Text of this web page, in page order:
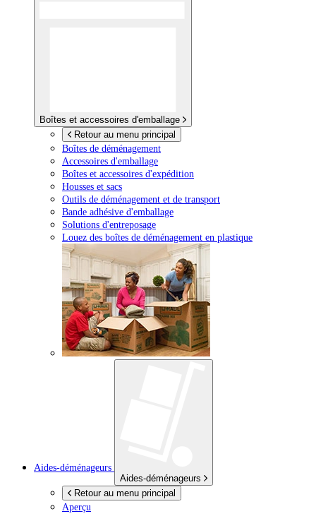
Boîtes et accessoires d'emballage
Retour au menu principal
Boîtes de déménagement
Accessoires d'emballage
Boîtes et accessoires d'expédition
Housses et sacs
Outils de déménagement et de transport
Bande adhésive d'emballage
Solutions d'entreposage
Louez des boîtes de déménagement en plastique
Aides-déménageurs
Aides-déménageurs
Retour au menu principal
Aperçu